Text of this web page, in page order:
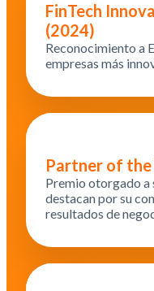
FinTech
(2024)
Reconocimiento a
empresas más
Partner of the
Premio otorgado a
destacan por su
resultados de